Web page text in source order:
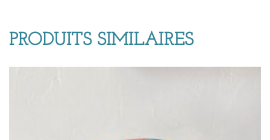
PRODUITS SIMILAIRES